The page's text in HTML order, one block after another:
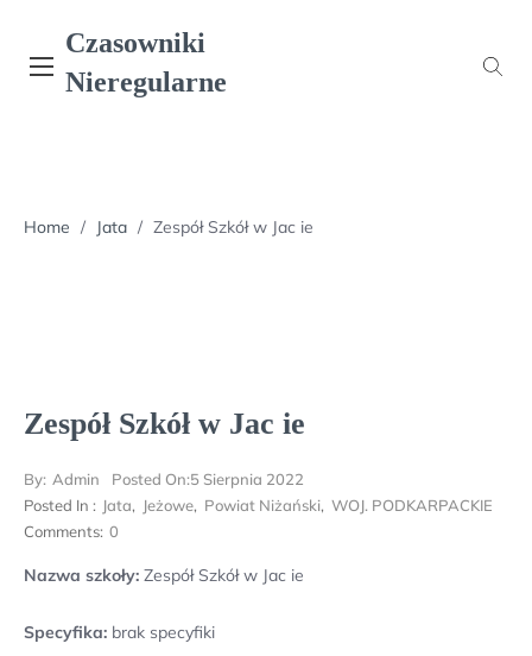
content
Czasowniki
Nieregularne
Home / Jata / Zespół Szkół w Jac ie
Zespół Szkół w Jac ie
By: Admin Posted On:5 Sierpnia 2022
Posted In : Jata, Jeżowe, Powiat Niżański, WOJ. PODKARPACKIE
Comments: 0
Nazwa szkoły: Zespół Szkół w Jac ie
Specyfika: brak specyfiki